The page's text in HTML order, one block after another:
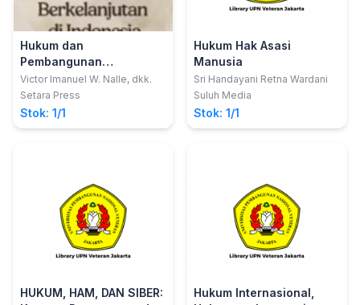
Hukum dan
Pembangunan
Berkelanjutan di
Indonesia
Victor Imanuel W. Nalle, dkk.
Setara Press
Stok: 1/1
Hukum Hak Asasi
Manusia
Sri Handayani Retna Wardani
Suluh Media
Stok: 1/1
HUKUM, HAM, DAN SIBER:
Hukum Internasional,